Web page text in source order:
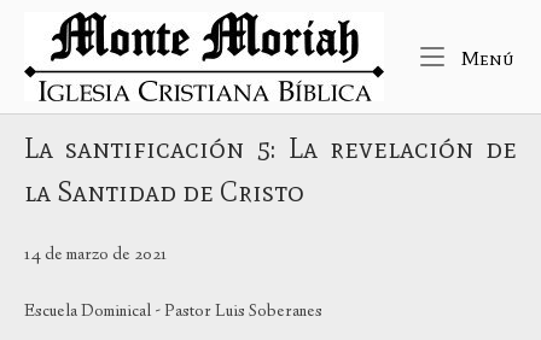
contenido
Inicio
Menú
La santificación 5: La revelación de
la Santidad de Cristo
14 de marzo de 2021
Escuela Dominical - Pastor Luis Soberanes